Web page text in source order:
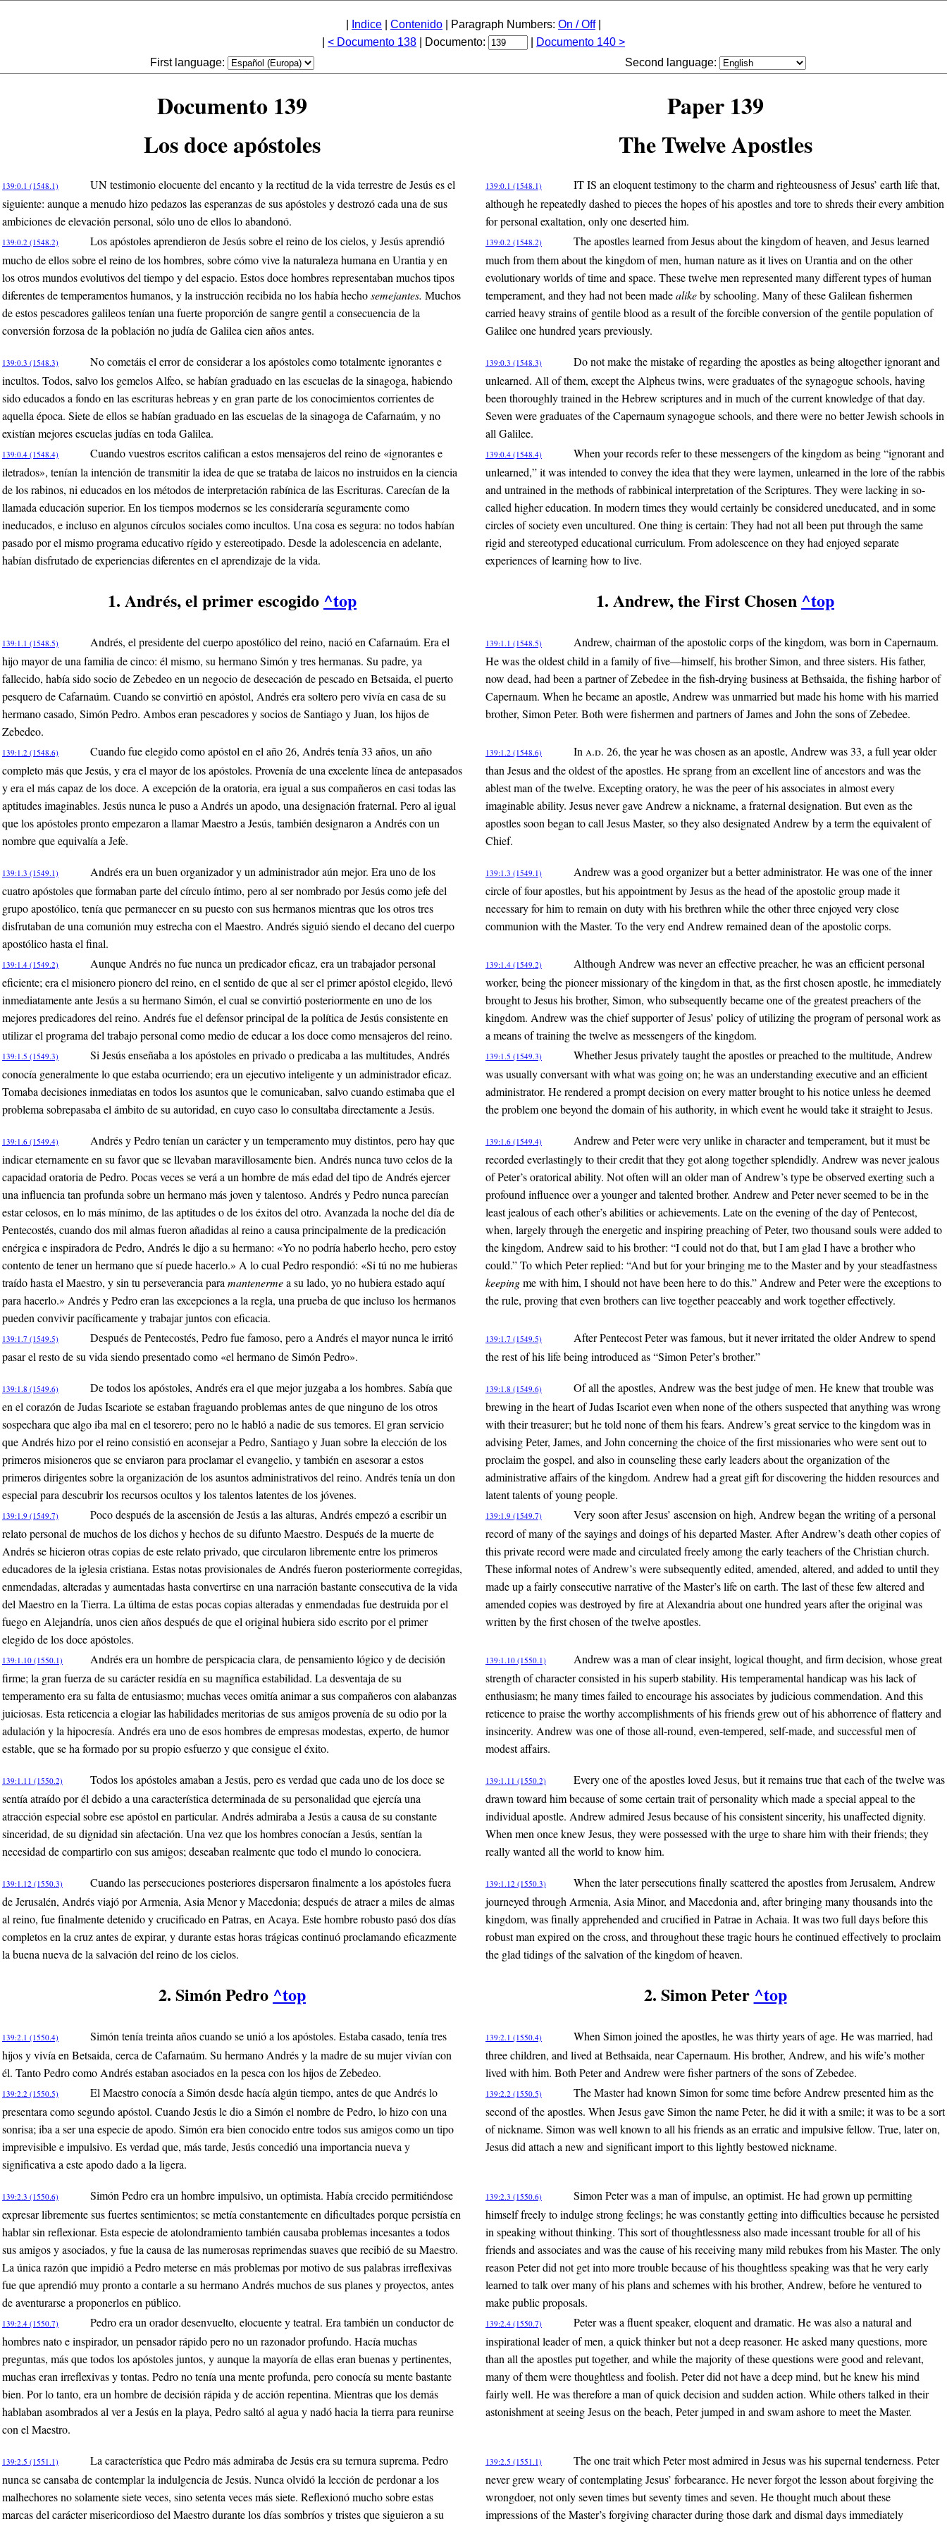
Indice Contenido | Paragraph Numbers: On / Off|
< Documento 138 | Documento:
Documento 140 >
First language:
Second language:
Documento 139
Paper 139
Los doce apóstoles
The Twelve Apostles
139:0.1 (1548.1)
UN testimonio elocuente del encanto y la rectitud de la vida terrestre de Jesús es el
siguiente: aunque a menudo hizo pedazos las esperanzas de sus apóstoles y destrozó cada una de sus
ambiciones de elevación personal, sólo uno de ellos lo abandonó.
139:0.1 (1548.1)
IT IS an eloquent testimony to the charm and righteousness of Jesus’ earth life that,
although he repeatedly dashed to pieces the hopes of his apostles and tore to shreds their every ambition
for personal exaltation, only one deserted him.
139:0.2 (1548.2)
Los apóstoles aprendieron de Jesús sobre el reino de los cielos, y Jesús aprendió
mucho de ellos sobre el reino de los hombres, sobre cómo vive la naturaleza humana en Urantia y en
los otros mundos evolutivos del tiempo y del espacio. Estos doce hombres representaban muchos tipos
diferentes de temperamentos humanos, y la instrucción recibida no los había hechosemejantes. Muchos
de estos pescadores galileos tenían una fuerte proporción de sangre gentil a consecuencia de la
conversión forzosa de la población no judía de Galilea cien años antes.
139:0.2 (1548.2)
The apostles learned from Jesus about the kingdom of heaven, and Jesus learned
much from them about the kingdom of men, human nature as it lives on Urantia and on the other
evolutionary worlds of time and space. These twelve men represented many different types of human
temperament, and they had not been madealikeby schooling. Many of these Galilean fishermen
carried heavy strains of gentile blood as a result of the forcible conversion of the gentile population of
Galilee one hundred years previously.
139:0.3 (1548.3)
No cometáis el error de considerar a los apóstoles como totalmente ignorantes e
incultos. Todos, salvo los gemelos Alfeo, se habían graduado en las escuelas de la sinagoga, habiendo
sido educados a fondo en las escrituras hebreas y en gran parte de los conocimientos corrientes de
aquella época. Siete de ellos se habían graduado en las escuelas de la sinagoga de Cafarnaúm, y no
existían mejores escuelas judías en toda Galilea.
139:0.3 (1548.3)
Do not make the mistake of regarding the apostles as being altogether ignorant and
unlearned. All of them, except the Alpheus twins, were graduates of the synagogue schools, having
been thoroughly trained in the Hebrew scriptures and in much of the current knowledge of that day.
Seven were graduates of the Capernaum synagogue schools, and there were no better Jewish schools in
all Galilee.
139:0.4 (1548.4)
Cuando vuestros escritos califican a estos mensajeros del reino de «ignorantes e
iletrados», tenían la intención de transmitir la idea de que se trataba de laicos no instruidos en la ciencia
de los rabinos, ni educados en los métodos de interpretación rabínica de las Escrituras. Carecían de la
llamada educación superior. En los tiempos modernos se les consideraría seguramente como
ineducados, e incluso en algunos círculos sociales como incultos. Una cosa es segura: no todos habían
pasado por el mismo programa educativo rígido y estereotipado. Desde la adolescencia en adelante,
habían disfrutado de experiencias diferentes en el aprendizaje de la vida.
139:0.4 (1548.4)
When your records refer to these messengers of the kingdom as being “ignorant and
unlearned,” it was intended to convey the idea that they were laymen, unlearned in the lore of the rabbis
and untrained in the methods of rabbinical interpretation of the Scriptures. They were lacking in so-
called higher education. In modern times they would certainly be considered uneducated, and in some
circles of society even uncultured. One thing is certain: They had not all been put through the same
rigid and stereotyped educational curriculum. From adolescence on they had enjoyed separate
experiences of learning how to live.
1. Andrés, el primer escogido ^top 1. Andrew, the First Chosen ^top
139:1.1 (1548.5)
Andrés, el presidente del cuerpo apostólico del reino, nació en Cafarnaúm. Era el
hijo mayor de una familia de cinco: él mismo, su hermano Simón y tres hermanas. Su padre, ya
fallecido, había sido socio de Zebedeo en un negocio de desecación de pescado en Betsaida, el puerto
pesquero de Cafarnaúm. Cuando se convirtió en apóstol, Andrés era soltero pero vivía en casa de su
hermano casado, Simón Pedro. Ambos eran pescadores y socios de Santiago y Juan, los hijos de
Zebedeo.
139:1.1 (1548.5)
Andrew, chairman of the apostolic corps of the kingdom, was born in Capernaum.
He was the oldest child in a family of five—himself, his brother Simon, and three sisters. His father,
now dead, had been a partner of Zebedee in the fish-drying business at Bethsaida, the fishing harbor of
Capernaum. When he became an apostle, Andrew was unmarried but made his home with his married
brother, Simon Peter. Both were fishermen and partners of James and John the sons of Zebedee.
139:1.2 (1548.6)
Cuando fue elegido como apóstol en el año 26, Andrés tenía 33 años, un año
completo más que Jesús, y era el mayor de los apóstoles. Provenía de una excelente línea de antepasados
y era el más capaz de los doce. A excepción de la oratoria, era igual a sus compañeros en casi todas las
aptitudes imaginables. Jesús nunca le puso a Andrés un apodo, una designación fraternal. Pero al igual
que los apóstoles pronto empezaron a llamar Maestro a Jesús, también designaron a Andrés con un
nombre que equivalía a Jefe.
139:1.2 (1548.6) In a.d. 26, the year he was chosen as an apostle, Andrew was 33, a full year older
than Jesus and the oldest of the apostles. He sprang from an excellent line of ancestors and was the
ablest man of the twelve. Excepting oratory, he was the peer of his associates in almost every
imaginable ability. Jesus never gave Andrew a nickname, a fraternal designation. But even as the
apostles soon began to call Jesus Master, so they also designated Andrew by a term the equivalent of
Chief.
139:1.3 (1549.1)
Andrés era un buen organizador y un administrador aún mejor. Era uno de los
cuatro apóstoles que formaban parte del círculo íntimo, pero al ser nombrado por Jesús como jefe del
grupo apostólico, tenía que permanecer en su puesto con sus hermanos mientras que los otros tres
disfrutaban de una comunión muy estrecha con el Maestro. Andrés siguió siendo el decano del cuerpo
apostólico hasta el final.
139:1.3 (1549.1)
Andrew was a good organizer but a better administrator. He was one of the inner
circle of four apostles, but his appointment by Jesus as the head of the apostolic group made it
necessary for him to remain on duty with his brethren while the other three enjoyed very close
communion with the Master. To the very end Andrew remained dean of the apostolic corps.
139:1.4 (1549.2)
Aunque Andrés no fue nunca un predicador eficaz, era un trabajador personal
eficiente; era el misionero pionero del reino, en el sentido de que al ser el primer apóstol elegido, llevó
inmediatamente ante Jesús a su hermano Simón, el cual se convirtió posteriormente en uno de los
mejores predicadores del reino. Andrés fue el defensor principal de la política de Jesús consistente en
utilizar el programa del trabajo personal como medio de educar a los doce como mensajeros del reino.
139:1.4 (1549.2)
Although Andrew was never an effective preacher, he was an efficient personal
worker, being the pioneer missionary of the kingdom in that, as the first chosen apostle, he immediately
brought to Jesus his brother, Simon, who subsequently became one of the greatest preachers of the
kingdom. Andrew was the chief supporter of Jesus’ policy of utilizing the program of personal work as
a means of training the twelve as messengers of the kingdom.
139:1.5 (1549.3)
Si Jesús enseñaba a los apóstoles en privado o predicaba a las multitudes, Andrés
conocía generalmente lo que estaba ocurriendo; era un ejecutivo inteligente y un administrador eficaz.
Tomaba decisiones inmediatas en todos los asuntos que le comunicaban, salvo cuando estimaba que el
problema sobrepasaba el ámbito de su autoridad, en cuyo caso lo consultaba directamente a Jesús.
139:1.5 (1549.3)
Whether Jesus privately taught the apostles or preached to the multitude, Andrew
was usually conversant with what was going on; he was an understanding executive and an efficient
administrator. He rendered a prompt decision on every matter brought to his notice unless he deemed
the problem one beyond the domain of his authority, in which event he would take it straight to Jesus.
139:1.6 (1549.4)
Andrés y Pedro tenían un carácter y un temperamento muy distintos, pero hay que
indicar eternamente en su favor que se llevaban maravillosamente bien. Andrés nunca tuvo celos de la
capacidad oratoria de Pedro. Pocas veces se verá a un hombre de más edad del tipo de Andrés ejercer
una influencia tan profunda sobre un hermano más joven y talentoso. Andrés y Pedro nunca parecían
estar celosos, en lo más mínimo, de las aptitudes o de los éxitos del otro. Avanzada la noche del día de
Pentecostés, cuando dos mil almas fueron añadidas al reino a causa principalmente de la predicación
enérgica e inspiradora de Pedro, Andrés le dijo a su hermano: «Yo no podría haberlo hecho, pero estoy
contento de tener un hermano que sí puede hacerlo.» A lo cual Pedro respondió: «Si tú no me hubieras
traído hasta el Maestro, y sin tu perseverancia para mantenermea su lado, yo no hubiera estado aquí
para hacerlo.» Andrés y Pedro eran las excepciones a la regla, una prueba de que incluso los hermanos
pueden convivir pacíficamente y trabajar juntos con eficacia.
139:1.6 (1549.4)
Andrew and Peter were very unlike in character and temperament, but it must be
recorded everlastingly to their credit that they got along together splendidly. Andrew was never jealous
of Peter’s oratorical ability. Not often will an older man of Andrew’s type be observed exerting such a
profound influence over a younger and talented brother. Andrew and Peter never seemed to be in the
least jealous of each other’s abilities or achievements. Late on the evening of the day of Pentecost,
when, largely through the energetic and inspiring preaching of Peter, two thousand souls were added to
the kingdom, Andrew said to his brother: “I could not do that, but I am glad I have a brother who
could.” To which Peter replied: “And but for your bringing me to the Master and by your steadfastness
keepingme with him, I should not have been here to do this.” Andrew and Peter were the exceptions to
the rule, proving that even brothers can live together peaceably and work together effectively.
139:1.7 (1549.5)
Después de Pentecostés, Pedro fue famoso, pero a Andrés el mayor nunca le irritó
pasar el resto de su vida siendo presentado como «el hermano de Simón Pedro».
139:1.7 (1549.5)
After Pentecost Peter was famous, but it never irritated the older Andrew to spend
the rest of his life being introduced as “Simon Peter’s brother.”
139:1.8 (1549.6)
De todos los apóstoles, Andrés era el que mejor juzgaba a los hombres. Sabía que
en el corazón de Judas Iscariote se estaban fraguando problemas antes de que ninguno de los otros
sospechara que algo iba mal en el tesorero; pero no le habló a nadie de sus temores. El gran servicio
que Andrés hizo por el reino consistió en aconsejar a Pedro, Santiago y Juan sobre la elección de los
primeros misioneros que se enviaron para proclamar el evangelio, y también en asesorar a estos
primeros dirigentes sobre la organización de los asuntos administrativos del reino. Andrés tenía un don
especial para descubrir los recursos ocultos y los talentos latentes de los jóvenes.
139:1.8 (1549.6)
Of all the apostles, Andrew was the best judge of men. He knew that trouble was
brewing in the heart of Judas Iscariot even when none of the others suspected that anything was wrong
with their treasurer; but he told none of them his fears. Andrew’s great service to the kingdom was in
advising Peter, James, and John concerning the choice of the first missionaries who were sent out to
proclaim the gospel, and also in counseling these early leaders about the organization of the
administrative affairs of the kingdom. Andrew had a great gift for discovering the hidden resources and
latent talents of young people.
139:1.9 (1549.7)
Poco después de la ascensión de Jesús a las alturas, Andrés empezó a escribir un
relato personal de muchos de los dichos y hechos de su difunto Maestro. Después de la muerte de
Andrés se hicieron otras copias de este relato privado, que circularon libremente entre los primeros
educadores de la iglesia cristiana. Estas notas provisionales de Andrés fueron posteriormente corregidas,
enmendadas, alteradas y aumentadas hasta convertirse en una narración bastante consecutiva de la vida
del Maestro en la Tierra. La última de estas pocas copias alteradas y enmendadas fue destruida por el
fuego en Alejandría, unos cien años después de que el original hubiera sido escrito por el primer
elegido de los doce apóstoles.
139:1.9 (1549.7)
Very soon after Jesus’ ascension on high, Andrew began the writing of a personal
record of many of the sayings and doings of his departed Master. After Andrew’s death other copies of
this private record were made and circulated freely among the early teachers of the Christian church.
These informal notes of Andrew’s were subsequently edited, amended, altered, and added to until they
made up a fairly consecutive narrative of the Master’s life on earth. The last of these few altered and
amended copies was destroyed by fire at Alexandria about one hundred years after the original was
written by the first chosen of the twelve apostles.
139:1.10 (1550.1)
Andrés era un hombre de perspicacia clara, de pensamiento lógico y de decisión
firme; la gran fuerza de su carácter residía en su magnífica estabilidad. La desventaja de su
temperamento era su falta de entusiasmo; muchas veces omitía animar a sus compañeros con alabanzas
juiciosas. Esta reticencia a elogiar las habilidades meritorias de sus amigos provenía de su odio por la
adulación y la hipocresía. Andrés era uno de esos hombres de empresas modestas, experto, de humor
estable, que se ha formado por su propio esfuerzo y que consigue el éxito.
139:1.10 (1550.1)
Andrew was a man of clear insight, logical thought, and firm decision, whose great
strength of character consisted in his superb stability. His temperamental handicap was his lack of
enthusiasm; he many times failed to encourage his associates by judicious commendation. And this
reticence to praise the worthy accomplishments of his friends grew out of his abhorrence of flattery and
insincerity. Andrew was one of those all-round, even-tempered, self-made, and successful men of
modest affairs.
139:1.11 (1550.2)
Todos los apóstoles amaban a Jesús, pero es verdad que cada uno de los doce se
sentía atraído por él debido a una característica determinada de su personalidad que ejercía una
atracción especial sobre ese apóstol en particular. Andrés admiraba a Jesús a causa de su constante
sinceridad, de su dignidad sin afectación. Una vez que los hombres conocían a Jesús, sentían la
necesidad de compartirlo con sus amigos; deseaban realmente que todo el mundo lo conociera.
139:1.11 (1550.2)
Every one of the apostles loved Jesus, but it remains true that each of the twelve was
drawn toward him because of some certain trait of personality which made a special appeal to the
individual apostle. Andrew admired Jesus because of his consistent sincerity, his unaffected dignity.
When men once knew Jesus, they were possessed with the urge to share him with their friends; they
really wanted all the world to know him.
139:1.12 (1550.3)
Cuando las persecuciones posteriores dispersaron finalmente a los apóstoles fuera
de Jerusalén, Andrés viajó por Armenia, Asia Menor y Macedonia; después de atraer a miles de almas
al reino, fue finalmente detenido y crucificado en Patras, en Acaya. Este hombre robusto pasó dos días
completos en la cruz antes de expirar, y durante estas horas trágicas continuó proclamando eficazmente
la buena nueva de la salvación del reino de los cielos.
139:1.12 (1550.3)
When the later persecutions finally scattered the apostles from Jerusalem, Andrew
journeyed through Armenia, Asia Minor, and Macedonia and, after bringing many thousands into the
kingdom, was finally apprehended and crucified in Patrae in Achaia. It was two full days before this
robust man expired on the cross, and throughout these tragic hours he continued effectively to proclaim
the glad tidings of the salvation of the kingdom of heaven.
2. Simón Pedro ^top 2. Simon Peter ^top
139:2.1 (1550.4)
Simón tenía treinta años cuando se unió a los apóstoles. Estaba casado, tenía tres
hijos y vivía en Betsaida, cerca de Cafarnaúm. Su hermano Andrés y la madre de su mujer vivían con
él. Tanto Pedro como Andrés estaban asociados en la pesca con los hijos de Zebedeo.
139:2.1 (1550.4)
When Simon joined the apostles, he was thirty years of age. He was married, had
three children, and lived at Bethsaida, near Capernaum. His brother, Andrew, and his wife’s mother
lived with him. Both Peter and Andrew were fisher partners of the sons of Zebedee.
139:2.2 (1550.5)
El Maestro conocía a Simón desde hacía algún tiempo, antes de que Andrés lo
presentara como segundo apóstol. Cuando Jesús le dio a Simón el nombre de Pedro, lo hizo con una
sonrisa; iba a ser una especie de apodo. Simón era bien conocido entre todos sus amigos como un tipo
imprevisible e impulsivo. Es verdad que, más tarde, Jesús concedió una importancia nueva y
significativa a este apodo dado a la ligera.
139:2.2 (1550.5)
The Master had known Simon for some time before Andrew presented him as the
second of the apostles. When Jesus gave Simon the name Peter, he did it with a smile; it was to be a sort
of nickname. Simon was well known to all his friends as an erratic and impulsive fellow. True, later on,
Jesus did attach a new and significant import to this lightly bestowed nickname.
139:2.3 (1550.6)
Simón Pedro era un hombre impulsivo, un optimista. Había crecido permitiéndose
expresar libremente sus fuertes sentimientos; se metía constantemente en dificultades porque persistía en
hablar sin reflexionar. Esta especie de atolondramiento también causaba problemas incesantes a todos
sus amigos y asociados, y fue la causa de las numerosas reprimendas suaves que recibió de su Maestro.
La única razón que impidió a Pedro meterse en más problemas por motivo de sus palabras irreflexivas
fue que aprendió muy pronto a contarle a su hermano Andrés muchos de sus planes y proyectos, antes
de aventurarse a proponerlos en público.
139:2.3 (1550.6)
Simon Peter was a man of impulse, an optimist. He had grown up permitting
himself freely to indulge strong feelings; he was constantly getting into difficulties because he persisted
in speaking without thinking. This sort of thoughtlessness also made incessant trouble for all of his
friends and associates and was the cause of his receiving many mild rebukes from his Master. The only
reason Peter did not get into more trouble because of his thoughtless speaking was that he very early
learned to talk over many of his plans and schemes with his brother, Andrew, before he ventured to
make public proposals.
139:2.4 (1550.7)
Pedro era un orador desenvuelto, elocuente y teatral. Era también un conductor de
hombres nato e inspirador, un pensador rápido pero no un razonador profundo. Hacía muchas
preguntas, más que todos los apóstoles juntos, y aunque la mayoría de ellas eran buenas y pertinentes,
muchas eran irreflexivas y tontas. Pedro no tenía una mente profunda, pero conocía su mente bastante
bien. Por lo tanto, era un hombre de decisión rápida y de acción repentina. Mientras que los demás
hablaban asombrados al ver a Jesús en la playa, Pedro saltó al agua y nadó hacia la tierra para reunirse
con el Maestro.
139:2.4 (1550.7)
Peter was a fluent speaker, eloquent and dramatic. He was also a natural and
inspirational leader of men, a quick thinker but not a deep reasoner. He asked many questions, more
than all the apostles put together, and while the majority of these questions were good and relevant,
many of them were thoughtless and foolish. Peter did not have a deep mind, but he knew his mind
fairly well. He was therefore a man of quick decision and sudden action. While others talked in their
astonishment at seeing Jesus on the beach, Peter jumped in and swam ashore to meet the Master.
139:2.5 (1551.1)
La característica que Pedro más admiraba de Jesús era su ternura suprema. Pedro
nunca se cansaba de contemplar la indulgencia de Jesús. Nunca olvidó la lección de perdonar a los
malhechores no solamente siete veces, sino setenta veces más siete. Reflexionó mucho sobre estas
marcas del carácter misericordioso del Maestro durante los días sombríos y tristes que siguieron a su
139:2.5 (1551.1)
The one trait which Peter most admired in Jesus was his supernal tenderness. Peter
never grew weary of contemplating Jesus’ forbearance. He never forgot the lesson about forgiving the
wrongdoer, not only seven times but seventy times and seven. He thought much about these
impressions of the Master’s forgiving character during those dark and dismal days immediately